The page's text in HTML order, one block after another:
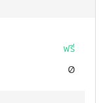
ฟรี
0